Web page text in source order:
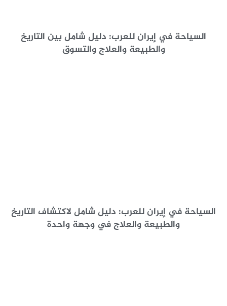
السياحة في إيران للعرب: دليل شامل بين التاريخ
والطبيعة والعلاج والتسوق
السياحة في إيران للعرب: دليل شامل لاكتشاف التاريخ
والطبيعة والعلاج في وجهة واحدة